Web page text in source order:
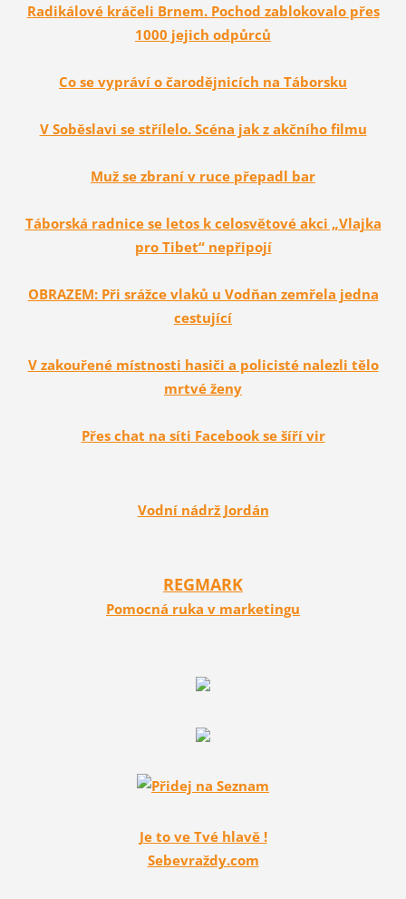
Radikálové kráčeli Brnem. Pochod zablokovalo přes
1000 jejich odpůrců
Co se vypráví o čarodějnicích na Táborsku
V Soběslavi se střílelo. Scéna jak z akčního filmu
Muž se zbraní v ruce přepadl bar
Táborská radnice se letos k celosvětové akci „Vlajka
pro Tibet“ nepřipojí
OBRAZEM: Při srážce vlaků u Vodňan zemřela jedna
cestující
V zakouřené místnosti hasiči a policisté nalezli tělo
mrtvé ženy
Přes chat na síti Facebook se šíří vir
Vodní nádrž Jordán
REGMARK
Pomocná ruka v marketingu
Je to ve Tvé hlavě !
Sebevraždy.com